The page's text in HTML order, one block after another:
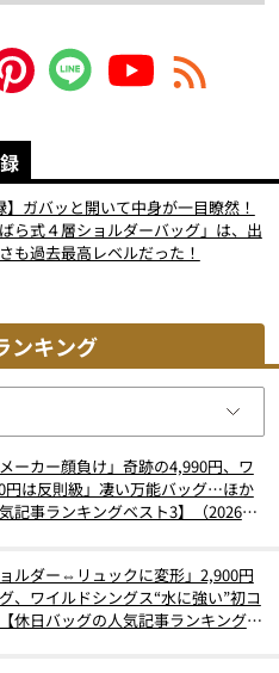
】ガバッと開いて中身が一目瞭然！
ら式４層ショルダーバッグ」は、出
も過去最高レベルだった！
ンキング
ーカー顔負け」奇跡の4,990円、ワ
円は反則級」凄い万能バッグ…ほか
記事ランキングベスト3】（2026年
ルダー⇔リュックに変形」2,900円
、ワイルドシングス“水に強い”初コ
休日バッグの人気記事ランキングベ